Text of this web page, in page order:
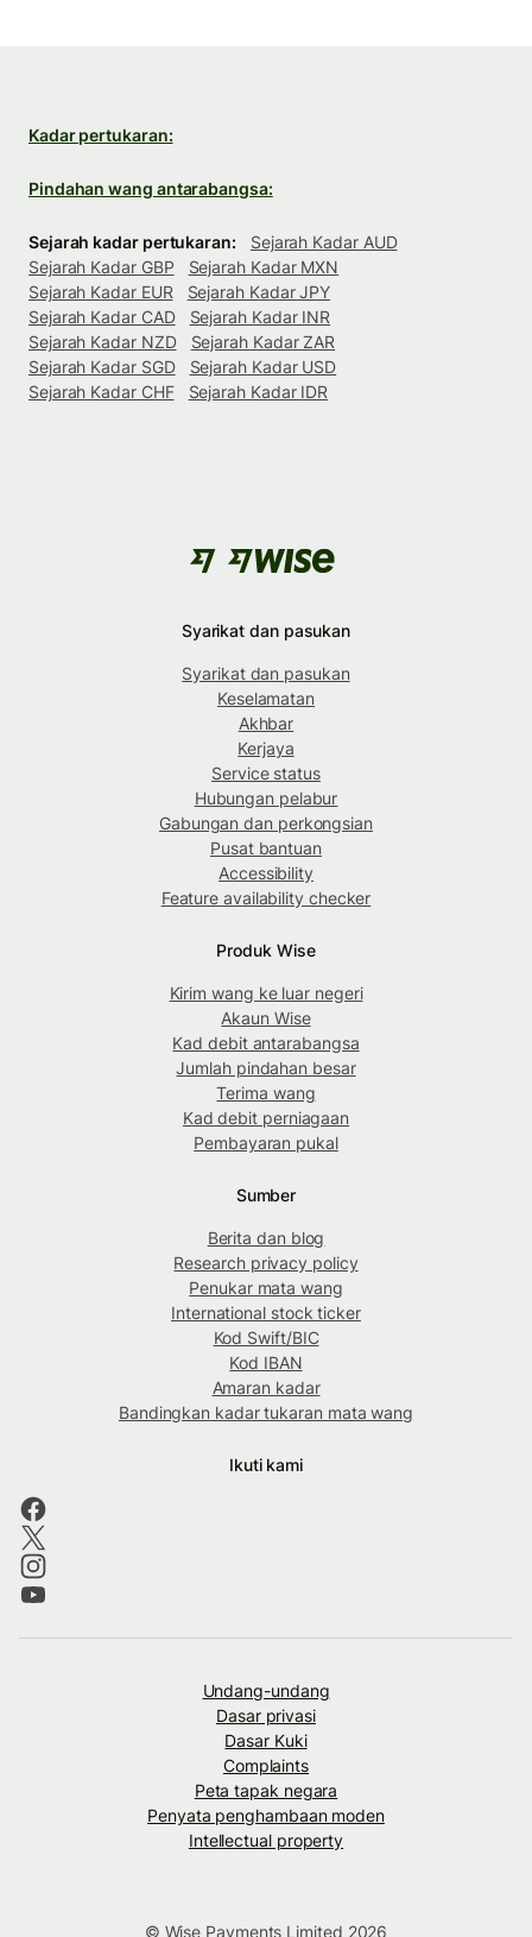
Kadar pertukaran:
Pindahan wang antarabangsa:
Sejarah kadar pertukaran:
Sejarah Kadar AUD
Sejarah Kadar GBP
Sejarah Kadar MXN
Sejarah Kadar EUR
Sejarah Kadar JPY
Sejarah Kadar CAD
Sejarah Kadar INR
Sejarah Kadar NZD
Sejarah Kadar ZAR
Sejarah Kadar SGD
Sejarah Kadar USD
Sejarah Kadar CHF
Sejarah Kadar IDR
Syarikat dan pasukan
Syarikat dan pasukan
Keselamatan
Akhbar
Kerjaya
Service status
Hubungan pelabur
Gabungan dan perkongsian
Pusat bantuan
Accessibility
Feature availability checker
Produk Wise
Kirim wang ke luar negeri
Akaun Wise
Kad debit antarabangsa
Jumlah pindahan besar
Terima wang
Kad debit perniagaan
Pembayaran pukal
Sumber
Berita dan blog
Research privacy policy
Penukar mata wang
International stock ticker
Kod Swift/BIC
Kod IBAN
Amaran kadar
Bandingkan kadar tukaran mata wang
Ikuti kami
Undang-undang
Dasar privasi
Dasar Kuki
Complaints
Peta tapak negara
Penyata penghambaan moden
Intellectual property
© Wise Payments Limited 2026